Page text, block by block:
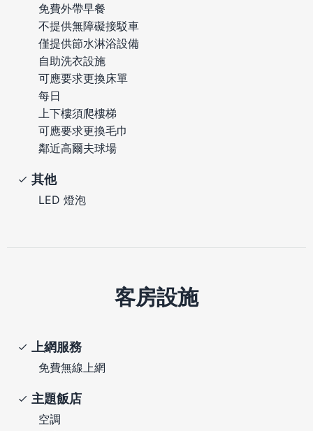
免費外帶早餐
不提供無障礙接駁車
僅提供節水淋浴設備
自助洗衣設施
可應要求更換床單
每日
上下樓須爬樓梯
可應要求更換毛巾
鄰近高爾夫球場
其他
LED 燈泡
客房設施
上網服務
免費無線上網
主題飯店
空調